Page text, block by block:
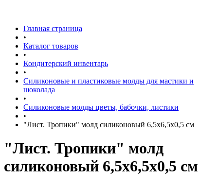
Главная страница
•
Каталог товаров
•
Кондитерский инвентарь
•
Силиконовые и пластиковые молды для мастики и
шоколада
•
Силиконовые молды цветы, бабочки, листики
•
"Лист. Тропики" молд силиконовый 6,5х6,5х0,5 см
"Лист. Тропики" молд
силиконовый 6,5х6,5х0,5 см